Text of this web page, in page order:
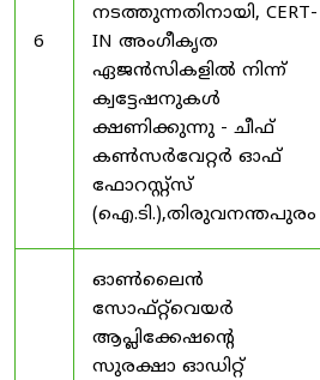
6
നടത്തുന്നതിനായി, CERT-
IN അംഗീകൃത
ഏജൻസികളിൽ നിന്ന്
ക്വട്ടേഷനുകൾ
ക്ഷണിക്കുന്നു - ചീഫ്
കൺസർവേറ്റർ ഓഫ്
ഫോറസ്റ്റ്സ്
(ഐ.ടി.),തിരുവനന്തപുരം
ഓൺലൈൻ
സോഫ്റ്റ്‌വെയർ
ആപ്ലിക്കേഷന്റെ
സുരക്ഷാ ഓഡിറ്റ്